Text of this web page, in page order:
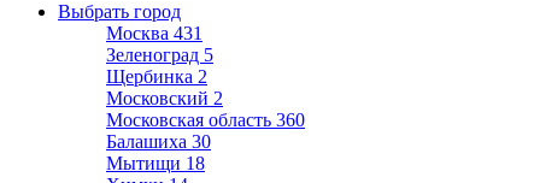
Выбрать город
Москва 431
Зеленоград 5
Щербинка 2
Московский 2
Московская область 360
Балашиха 30
Мытищи 18